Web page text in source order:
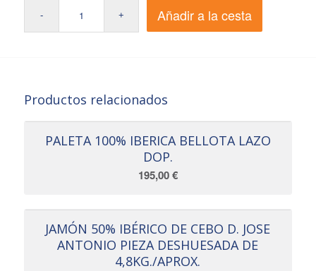
Añadir a la cesta
Productos relacionados
PALETA 100% IBERICA BELLOTA LAZO
DOP.
195,00€
JAMÓN 50% IBÉRICO DE CEBO D. JOSE
ANTONIO PIEZA DESHUESADA DE
4,8KG./APROX.